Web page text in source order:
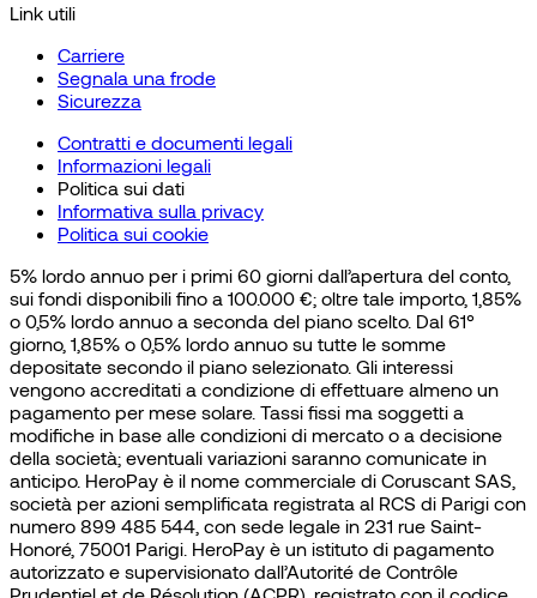
Link utili
Carriere
Segnala una frode
Sicurezza
Contratti e documenti legali
Informazioni legali
Politica sui dati
Informativa sulla privacy
Politica sui cookie
5% lordo annuo per i primi 60 giorni dall’apertura del conto,
sui fondi disponibili fino a 100.000 €; oltre tale importo, 1,85%
o 0,5% lordo annuo a seconda del piano scelto. Dal 61°
giorno, 1,85% o 0,5% lordo annuo su tutte le somme
depositate secondo il piano selezionato. Gli interessi
vengono accreditati a condizione di effettuare almeno un
pagamento per mese solare. Tassi fissi ma soggetti a
modifiche in base alle condizioni di mercato o a decisione
della società; eventuali variazioni saranno comunicate in
anticipo. HeroPay è il nome commerciale di Coruscant SAS,
società per azioni semplificata registrata al RCS di Parigi con
numero 899 485 544, con sede legale in 231 rue Saint-
Honoré, 75001 Parigi. HeroPay è un istituto di pagamento
autorizzato e supervisionato dall’Autorité de Contrôle